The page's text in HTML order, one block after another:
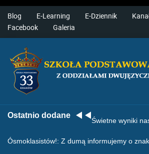
Blog E-Learning E-Dziennik
Facebook
Galeria
Ostatnio dodane
Świetne wyniki
Ósmoklasistów!: Z dumą informujemy o